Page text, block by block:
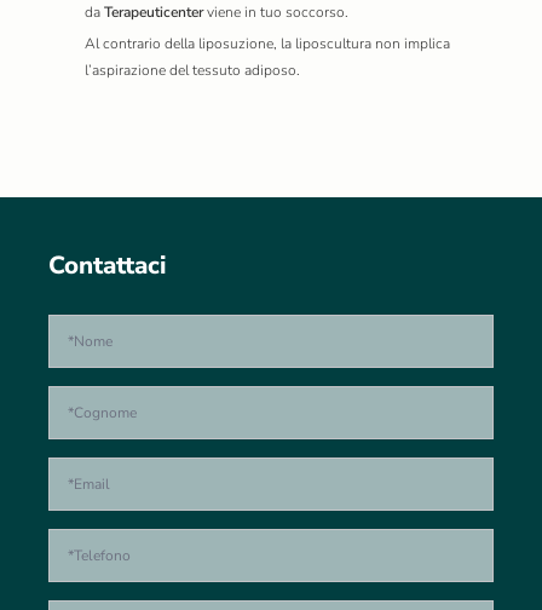
daTerapeuticenterviene in tuo soccorso.
Al contrario della liposuzione, la liposcultura non implica
l’aspirazione del tessuto adiposo.
Contattaci